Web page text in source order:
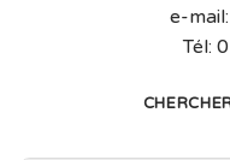
e-
Tél: